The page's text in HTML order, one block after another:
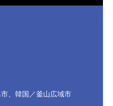
、韓国／釜山広域市